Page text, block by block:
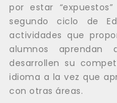
por estar
segundo ciclo de
actividades que
alumnos
desarrollen su
idioma a la vez que
con otras áreas.